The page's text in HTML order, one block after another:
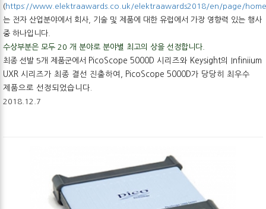
(https://www.elektraawards.co.uk/elektraawards2018/en/page/home
는 전자 산업분야에서 회사 기술 및 제품에 대한 유럽에서 가장 영향력 있는 행사
중 하나입니다
수상부분은 모두 20 개 분야로 분야별 최고의 상을 선정합니다
최종 선발 5개 제품군에서
PicoScope 5000D 시리즈와 Keysight의
Infiniium
UXR 시리즈가 최종 결선 진출하여
PicoScope 5000D가 당당히 최우수
제품으로 선정되었습니다.
2018.12.7